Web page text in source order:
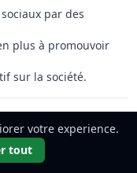
par des
plus à promouvoir
sur la société.
Chargé / 3 / 5
sociales et le
l'ordre social. Les
votre experience.
tout